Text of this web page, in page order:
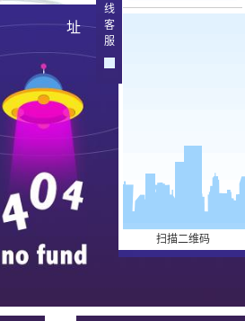
址
大富豪官方下载地址的
简介
大富豪官方下载地址的
文化
组织架构
公司团队
荣誉资质
威海原木
线
客
服
扫描二维码